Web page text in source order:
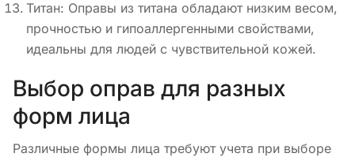
Титан: Оправы из титана обладают низким весом,
прочностью и гипоаллергенными свойствами,
идеальны для людей с чувствительной кожей.
Выбор оправ для разных
форм лица
Различные формы лица требуют учета при выборе